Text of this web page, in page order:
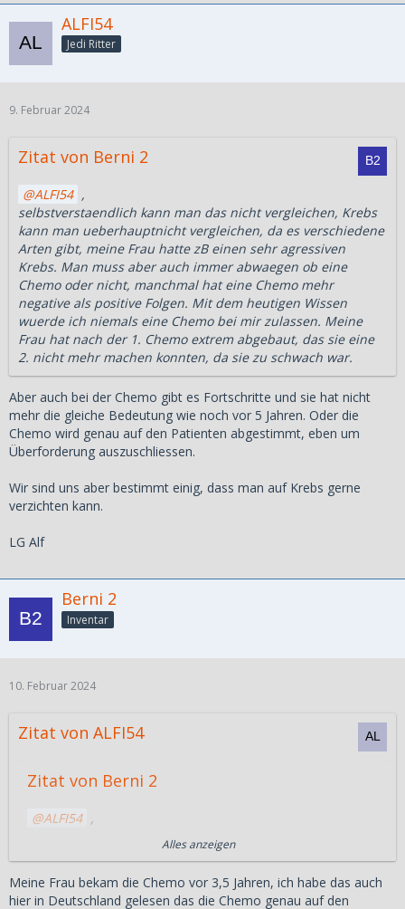
ALFI54
Jedi Ritter
9. Februar 2024
Zitat von Berni 2
ALFI54 ,
selbstverstaendlich kann man das nicht vergleichen, Krebs
kann man ueberhauptnicht vergleichen, da es verschiedene
Arten gibt, meine Frau hatte zB einen sehr agressiven
Krebs. Man muss aber auch immer abwaegen ob eine
Chemo oder nicht, manchmal hat eine Chemo mehr
negative als positive Folgen. Mit dem heutigen Wissen
wuerde ich niemals eine Chemo bei mir zulassen. Meine
Frau hat nach der 1. Chemo extrem abgebaut, das sie eine
2. nicht mehr machen konnten, da sie zu schwach war.
Aber auch bei der Chemo gibt es Fortschritte und sie hat nicht
mehr die gleiche Bedeutung wie noch vor 5 Jahren. Oder die
Chemo wird genau auf den Patienten abgestimmt, eben um
Überforderung auszuschliessen.
Wir sind uns aber bestimmt einig, dass man auf Krebs gerne
verzichten kann.
LG Alf
Berni 2
Inventar
10. Februar 2024
Zitat von ALFI54
Zitat von Berni 2
ALFI54 ,
selbstverstaendlich kann man das nicht vergleichen,
Krebs kann man ueberhauptnicht vergleichen, da es
agressiven Krebs. Man muss aber auch immer abwaegen
Alles anzeigen
Meine Frau bekam die Chemo vor 3,5 Jahren, ich habe das auch
hier in Deutschland gelesen das die Chemo genau auf den